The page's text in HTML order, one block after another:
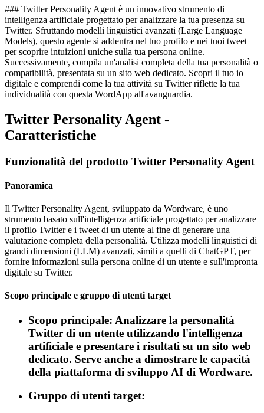
### Twitter Personality Agent è un innovativo strumento di
intelligenza artificiale progettato per analizzare la tua presenza su
Twitter. Sfruttando modelli linguistici avanzati (Large Language
Models), questo agente si addentra nel tuo profilo e nei tuoi tweet
per scoprire intuizioni uniche sulla tua persona online.
Successivamente, compila un'analisi completa della tua personalità o
compatibilità, presentata su un sito web dedicato. Scopri il tuo io
digitale e comprendi come la tua attività su Twitter riflette la tua
individualità con questa WordApp all'avanguardia.
Twitter Personality Agent -
Caratteristiche
Funzionalità del prodotto Twitter Personality Agent
Panoramica
Il Twitter Personality Agent, sviluppato da Wordware, è uno
strumento basato sull'intelligenza artificiale progettato per analizzare
il profilo Twitter e i tweet di un utente al fine di generare una
valutazione completa della personalità. Utilizza modelli linguistici di
grandi dimensioni (LLM) avanzati, simili a quelli di ChatGPT, per
fornire informazioni sulla persona online di un utente e sull'impronta
digitale su Twitter.
Scopo principale e gruppo di utenti target
Scopo principale: Analizzare la personalità
Twitter di un utente utilizzando l'intelligenza
artificiale e presentare i risultati su un sito web
dedicato. Serve anche a dimostrare le capacità
della piattaforma di sviluppo AI di Wordware.
Gruppo di utenti target: